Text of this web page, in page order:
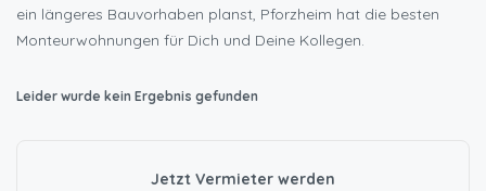
ein längeres Bauvorhaben planst, Pforzheim hat die besten
Monteurwohnungen für Dich und Deine Kollegen.
Leider wurde kein Ergebnis gefunden
Jetzt Vermieter werden